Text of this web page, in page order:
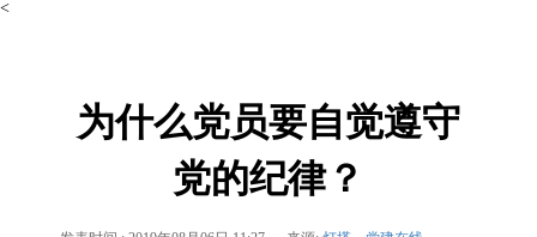
<
为什么党员要自觉遵守
党的纪律？